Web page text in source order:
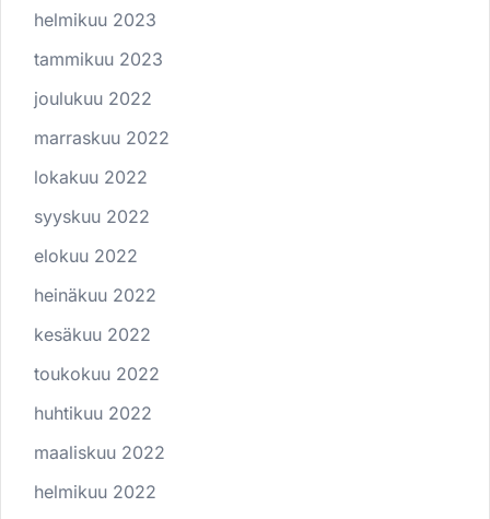
helmikuu 2023
tammikuu 2023
joulukuu 2022
marraskuu 2022
lokakuu 2022
syyskuu 2022
elokuu 2022
heinäkuu 2022
kesäkuu 2022
toukokuu 2022
huhtikuu 2022
maaliskuu 2022
helmikuu 2022